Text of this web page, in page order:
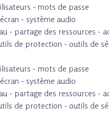
- mots de passe
- système audio
- partage des ressources -
de protection - outils de
- mots de passe
- système audio
- partage des ressources -
de protection - outils de